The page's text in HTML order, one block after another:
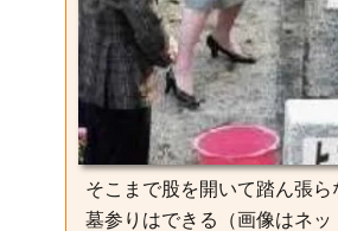
そこまで股を開いて踏ん張ら
墓参りはできる（画像はネッ